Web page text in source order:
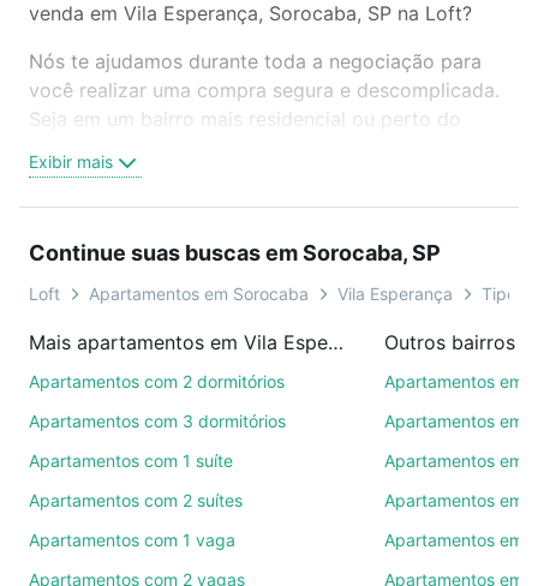
venda em Vila Esperança, Sorocaba, SP na Loft?
Nós te ajudamos durante toda a negociação para
você realizar uma compra segura e descomplicada.
Seja em um bairro mais residencial ou perto do
oferta ideal de Apartamentos com 1 quarto à venda
em Vila Esperança, Sorocaba, SP para conquistar
videochamada, é grátis, sem compromisso e você
ainda conta com mais de 46 mil corretores e
de imóveis.
Como escolher um imóvel?
ruas, bairros e até condomínios favoritos. Você
também pode usar os filtros como quantidade de
quartos, suítes, com ou sem vaga de garagem para
Exibir mais
Continue suas buscas em Sorocaba, SP
Loft Apartamentos em Sorocaba Vila Esperança Tipo
Mais apartamentos em Vila Esperança
Apartamentos com 2 dormitórios
Apartamentos com 3 dormitórios
Apartamentos com 1 suíte
Apartamentos com 2 suítes
Apartamentos com 1 vaga
Apartamentos com 2 vagas
Outros bairros
Apartamentos em
Apartamentos em
Apartamentos em
Apartamentos em
Apartamentos em
Apartamentos em